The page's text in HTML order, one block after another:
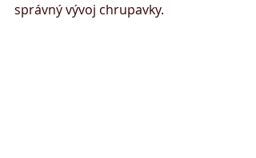
správný vývoj chrupavky.